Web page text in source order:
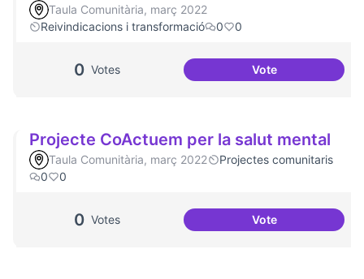
Taula Comunitària, març 2022
Reivindicacions i transformació
0 0
0 Votes VotePassejades
Projecte CoActuem per la salut mental
Taula Comunitària, març 2022
Projectes comunitaris
0
0
0 Votes VoteProjecte